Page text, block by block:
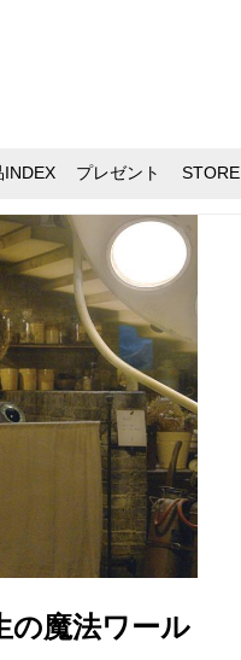
INDEX プレゼント STORE
の魔法ワール